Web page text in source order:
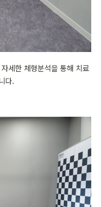
세한 체형분석을 통해 치료
다.